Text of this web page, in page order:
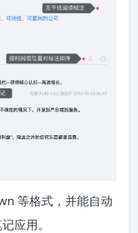
等格式，并能自动
应用。